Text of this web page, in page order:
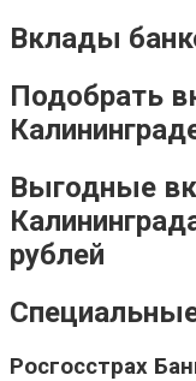
Вклады
Подобрать
Выгодные
рублей
Росгосстрах